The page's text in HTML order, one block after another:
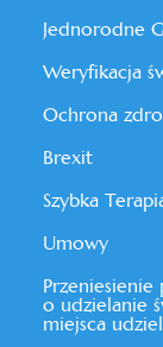
Jednorodne
Weryfikacja
Ochrona
Brexit
Szybka
Umowy
o udzielanie
miejsca